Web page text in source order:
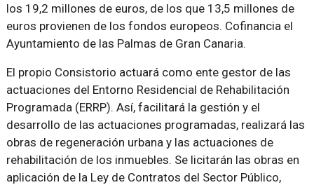
los 19,2 millones de euros, de los que 13,5 millones de
euros provienen de los fondos europeos. Cofinancia el
Ayuntamiento de las Palmas de Gran Canaria.
El propio Consistorio actuará como ente gestor de las
actuaciones del Entorno Residencial de Rehabilitación
Programada (ERRP). Así, facilitará la gestión y el
desarrollo de las actuaciones programadas, realizará las
obras de regeneración urbana y las actuaciones de
rehabilitación de los inmuebles. Se licitarán las obras en
aplicación de la Ley de Contratos del Sector Público,